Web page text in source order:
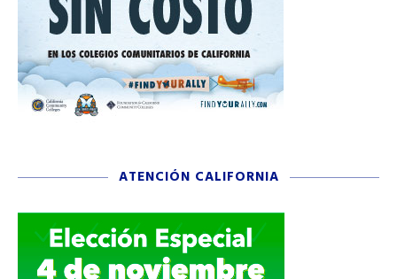
ATENCIÓN CALIFORNIA